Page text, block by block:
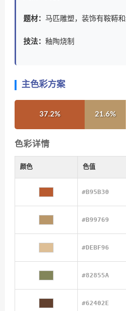
题材： 马匹雕塑，装饰有鞍鞯
技法： 釉陶烧制
主色彩方案
37.2% 21.6%
色彩详情
颜色 色值
#B95B30
#B99769
#DEBF96
#82855A
#62402E